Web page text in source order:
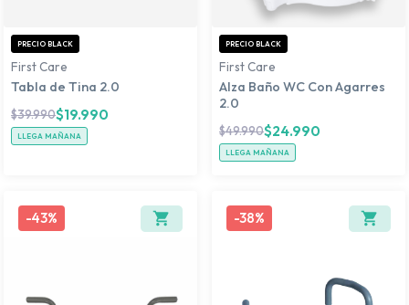
PRECIO BLACK
First Care
Tabla de Tina 2.0
$39.990$19.990
LLEGA MAÑANA
PRECIO BLACK
First Care
Alza Baño WC Con Agarres
2.0
$49.990$24.990
LLEGA MAÑANA
-43% -38%